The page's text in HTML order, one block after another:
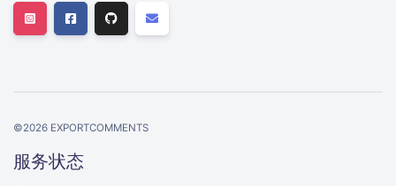
©2026 EXPORTCOMMENTS
服务状态